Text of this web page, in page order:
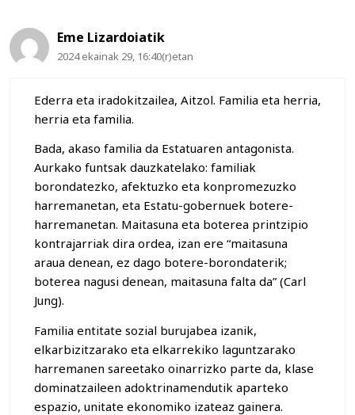
Eme Lizardoiatik
2024 ekainak 29, 16:40(r)etan
Ederra eta iradokitzailea, Aitzol. Familia eta herria,
herria eta familia.
Bada, akaso familia da Estatuaren antagonista.
Aurkako funtsak dauzkatelako: familiak
borondatezko, afektuzko eta konpromezuzko
harremanetan, eta Estatu-gobernuek botere-
harremanetan. Maitasuna eta boterea printzipio
kontrajarriak dira ordea, izan ere “maitasuna
araua denean, ez dago botere-borondaterik;
boterea nagusi denean, maitasuna falta da” (Carl
Jung).
Familia entitate sozial burujabea izanik,
elkarbizitzarako eta elkarrekiko laguntzarako
harremanen sareetako oinarrizko parte da, klase
dominatzaileen adoktrinamendutik aparteko
espazio, unitate ekonomiko izateaz gainera.